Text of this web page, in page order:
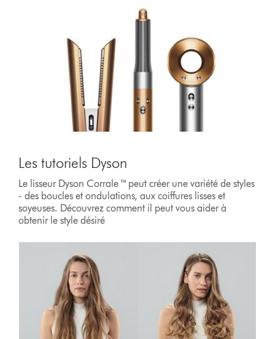
Les tutoriels Dyson
Le lisseur Dyson Corrale ™ peut créer une variété de styles
- des boucles et ondulations, aux coiffures lisses et
soyeuses. Découvrez comment il peut vous aider à
obtenir le style désiré